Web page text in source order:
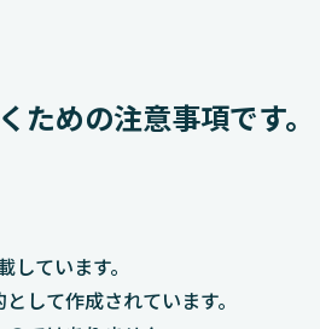
ための注意事項です。
ています。​
して作成されています。